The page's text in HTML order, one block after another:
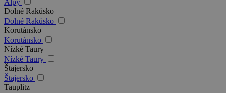
Alpy
Dolné Rakúsko
Dolné Rakúsko
Korutánsko
Korutánsko
Nízké Taury
Nízké Taury
Štajersko
Štajersko
Tauplitz